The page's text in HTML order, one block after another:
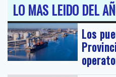
LO MAS LEIDO DEL
Los